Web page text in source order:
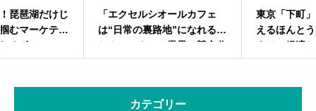
「エクセルシオールカフェ
は“日常の裏路地”になれる
か？——カフェ業界の競合分
析と独自マーケティング戦
東京「下町」にタワマンが増
えるほんとうの理由――湾岸
タワー経済とブランド戦略の
すべて
カテゴリー